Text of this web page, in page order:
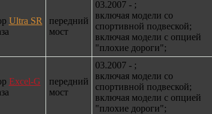
Ultra SR
передний
мост
03.2007 - ;
включая модели со
спортивной подвеской;
включая модели с опцией
"плохие дороги";
Excel-G
передний
мост
03.2007 - ;
включая модели со
спортивной подвеской;
включая модели с опцией
"плохие дороги";